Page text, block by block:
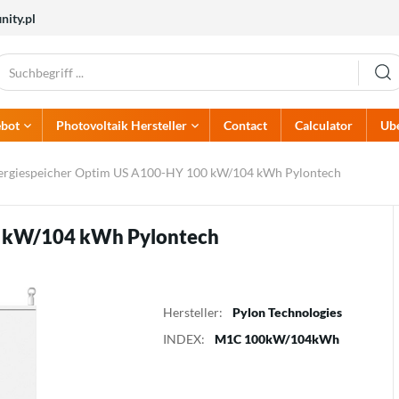
Photovoltaik Hersteller Contact Calculator
Steckverbinder
Erdungselektroden und
DC-Schutzvorrichtungen
Dehn Dream Heat
Hoymiles Huawei
Multicontact Noark Electric
Sunwoda
Optim US A100-HY 100 kW/104 kWh Pylontech
kW/104 kWh Pylontech
Hersteller:
Pylon Technologies
INDEX:
M1C 100kW/104kWh